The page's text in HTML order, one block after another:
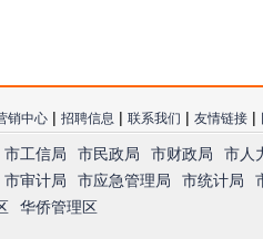
销中心 | 招聘信息 | 联系我们 | 友情链接 |
市工信局 市民政局 市财政局
市人
市审计局 市应急管理局 市统计局
华侨管理区